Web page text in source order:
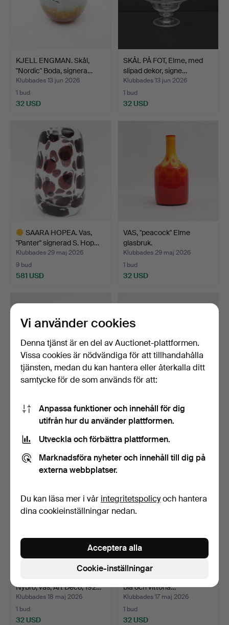
KJELL ENGMAN. Skål,
"Nordic" Boda, signera…
Klubbades 13 jun 2026
1 bud
32 USD
SKÅL PÅ FOT, Elme, med
slipad dekor, signe…
Klubbades 13 jun 2026
1 bud
32 USD
SAARA HOPEA. Vas,
"Panter" signerad S. Hop…
Klubbades 29 maj 2026
9 bud
581 USD
VAS, "peacock" Elme
glasbruk.
Klubbades 29 maj 2026
1 bud
32 USD
WILKE ADOLFSSON. Skål,
konstglas, flerfärg…
Klubbades 26 maj 2026
3 bud
KONSTGLAS, 3 delar,
föreställande älgfamil…
Klubbades 24 maj 2026
1 bud
Nybro, vas, Art Deco, 192…
Klubbades 18 maj 2026
1 bud
32 USD
blå och vittona…
Klubbades 17 maj 2026
1 bud
32 USD
Vi använder cookies
Denna tjänst är en del av Auctionet-plattformen.
Vissa cookies är nödvändiga för att tillhandahålla
tjänsten, medan du kan hantera eller återkalla ditt
samtycke för de som används för att:
Anpassa funktioner och innehåll för dig
utifrån hur du använder plattformen.
Utveckla och förbättra plattformen.
Marknadsföra nyheter och innehåll till dig på
externa webbplatser.
Du kan läsa mer i vår integritetspolicyoch hantera
dina cookieinställningar nedan.
Cookie-inställningar
Acceptera alla